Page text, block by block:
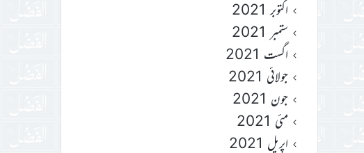
اکتوبر 2021
ستمبر 2021
اگست 2021
جولائی 2021
جون 2021
مئی 2021
اپریل 2021